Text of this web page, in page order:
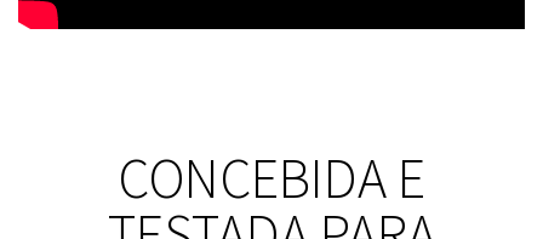
CONCEBIDA E